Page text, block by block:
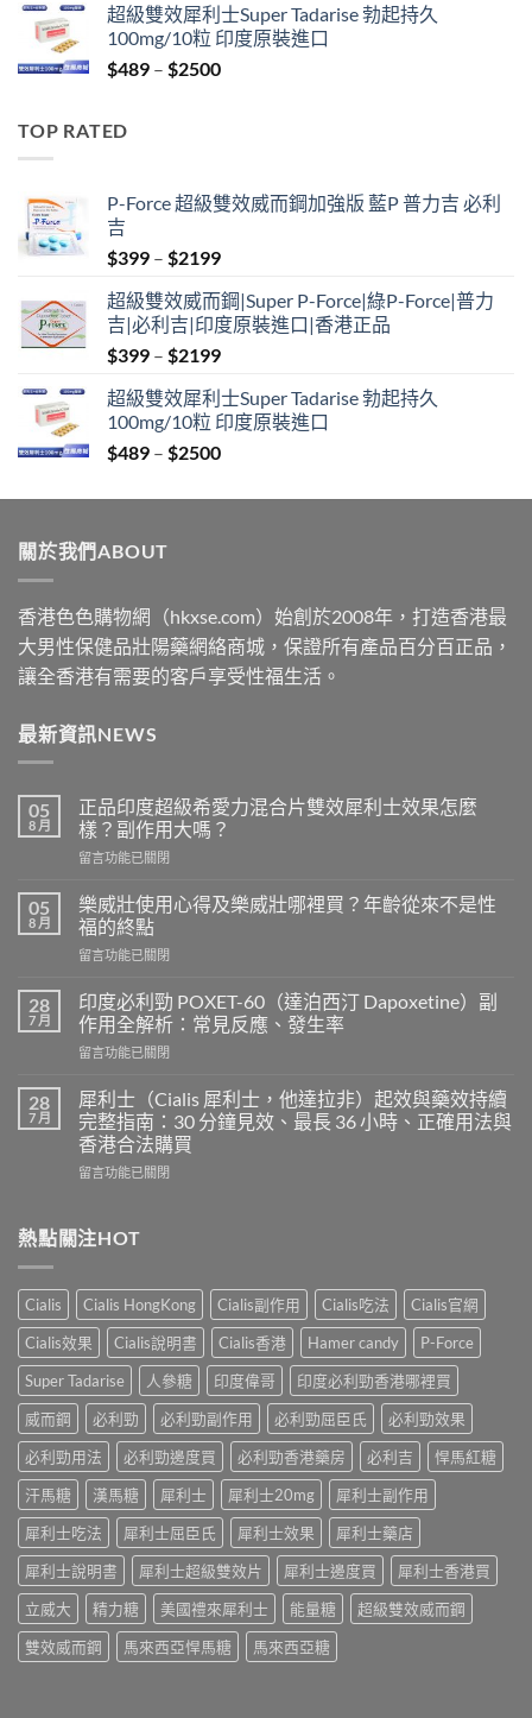
$799
through
$2099
超級雙效犀利士Super Tadarise 勃起持久
100mg/10粒 印度原裝進口
$489 – $2500Price
TOP RATED
P-Force 超級雙效威而鋼加強版 藍P 普力吉 必利
吉
$399 – $2199Price
$399
through
$2199
超級雙效威而鋼|Super P-Force|綠P-Force|普力
吉|必利吉|印度原裝進口|香港正品
$399 – $2199Price
$399
through
$2199
超級雙效犀利士Super Tadarise 勃起持久
100mg/10粒 印度原裝進口
$489 – $2500Price
$489
關於我們ABOUT
香港色色購物網（hkxse.com）始創於2008年，打造香港最
大男性保健品壯陽藥網絡商城，保證所有產品百分百正品，
讓全香港有需要的客戶享受性福生活。
最新資訊NEWS
05
8 月
正品印度超級希愛力混合片雙效犀利士效果怎麼
樣？副作用大嗎？
在
品
印
度
超
希
愛
力
混
片
雙
效
利
果
樣？
副
作
用
大
嗎？〉
留言功能已關閉
05
8 月
樂威壯使用心得及樂威壯哪裡買？年齡從來不是性
福的終點
在
威
壯
使
用
得
及
樂
威
壯
買？
從
來
不
是
性
福
終
點〉
中
留言功能已關閉
28
7 月
印度必利勁 POXET-60（達泊西汀 Dapoxetine）副
作用全解析：常見反應、發生率
在
度
必
利
勁
POXET-
西
副
作
用
全
解
析：
見
反
應、
生
率〉
中
留言功能已關閉
28
7 月
犀利士（Cialis 犀利士，他達拉非）起效與藥效持續
完整指南：30 分鐘見效、最長 36 小時、正確用法與
香港合法購買
在
士
（Cialis
利
士，
他
達
拉
非）
效
與
藥
持
續
完
整
指
南：
30
分
留言功能已關閉
熱點關注HOT
Cialis Cialis HongKong Cialis副作用 Cialis吃法
Cialis官網
Cialis效果
Cialis說明書 Cialis香港 Hamer candy
P-Force
Super Tadarise
人參糖 印度偉哥
印度必利勁香港哪裡買
威而鋼
必利勁 必利勁副作用 必利勁屈臣氏
必利勁效果
必利勁用法
必利勁邊度買 必利勁香港藥房 必利吉
悍馬紅糖
汗馬糖
漢馬糖 犀利士 犀利士20mg
犀利士副作用
犀利士吃法
犀利士屈臣氏 犀利士效果
犀利士藥店
犀利士說明書
犀利士超級雙效片 犀利士邊度買
犀利士香港買
立威大
精力糖 美國禮來犀利士 能量糖
超級雙效威而鋼
雙效威而鋼
馬來西亞悍馬糖 馬來西亞糖